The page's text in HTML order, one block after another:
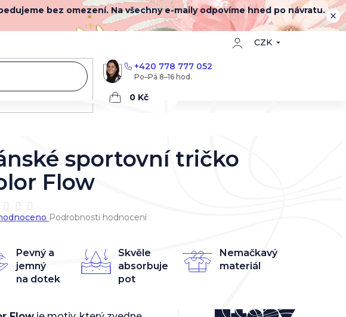
bez omezení. Na všechny e-maily odpovíme hned po návratu.
CZK
+420 778 777 052
Nákupní
Pevný a
jemný
na dotek
Skvěle
absorbuje
pot
Nemačkavý
materiál
sportovní tričko
Flow
Podrobnosti hodnocení